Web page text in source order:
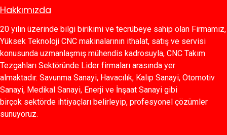
Hakkımızda
20 yılın üzerinde bilgi birikimi ve tecrübeye sahip olan Firmamız,
Yüksek Teknoloji CNC makinalarının ithalat, satış ve servisi
konusunda uzmanlaşmış mühendis kadrosuyla, CNC Takım
Tezgahları Sektöründe Lider firmaları arasında yer
almaktadır. Savunma Sanayi, Havacılık, Kalıp Sanayi, Otomotiv
Sanayi, Medikal Sanayi, Enerji ve İnşaat Sanayi gibi
birçok sektörde ihtiyaçları belirleyip, profesyonel çözümler
sunuyoruz.